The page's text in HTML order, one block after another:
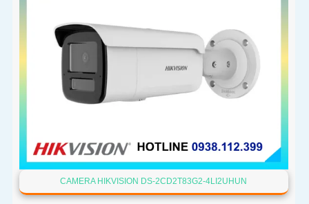
CAMERA HIKVISION DS-2CD2T83G2-4LI2UHUN